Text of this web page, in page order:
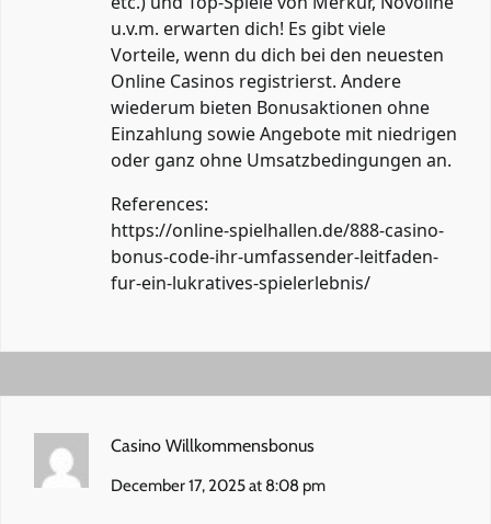
u.v.m. erwarten dich! Es gibt viele
Vorteile, wenn du dich bei den neuesten
Online Casinos registrierst. Andere
wiederum bieten Bonusaktionen ohne
Einzahlung sowie Angebote mit niedrigen
oder ganz ohne Umsatzbedingungen an.
References:
https://online-spielhallen.de/888-casino-
bonus-code-ihr-umfassender-leitfaden-
fur-ein-lukratives-spielerlebnis/
Casino Willkommensbonus
December 17, 2025 at 8:08 pm